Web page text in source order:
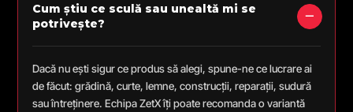
Cum știu ce sculă sau unealtă mi se
potrivește?
Dacă nu ești sigur ce produs să alegi, spune-ne ce lucrare ai
de făcut: grădină, curte, lemne, construcții, reparații, sudură
sau întreținere. Echipa ZetX îți poate recomanda o variantă